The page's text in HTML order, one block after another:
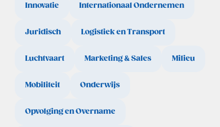
Innovatie Internationaal Ondernemen
Juridisch Logistiek en Transport
Luchtvaart Marketing & Sales Milieu
Mobiliteit Onderwijs
Opvolging en Overname